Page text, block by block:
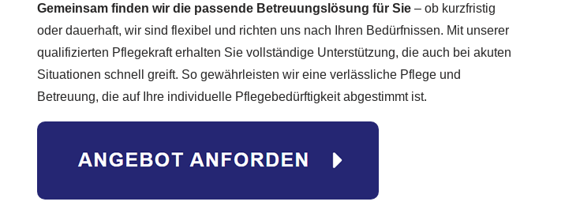
Gemeinsam finden wir die passende Betreuungslösung für Sie – ob kurzfristig
oder dauerhaft, wir sind flexibel und richten uns nach Ihren Bedürfnissen. Mit unserer
qualifizierten Pflegekraft erhalten Sie vollständige Unterstützung, die auch bei akuten
Situationen schnell greift. So gewährleisten wir eine verlässliche Pflege und
Betreuung, die auf Ihre individuelle Pflegebedürftigkeit abgestimmt ist.